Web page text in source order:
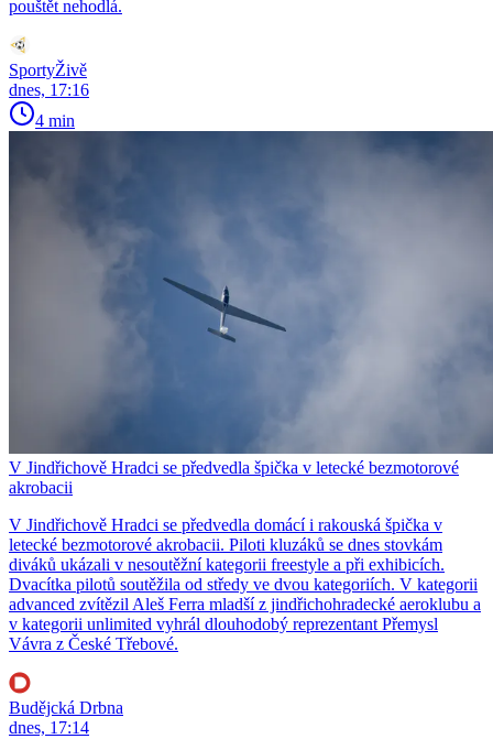
pouštět nehodlá.
SportyŽivě
dnes, 17:16
4 min
V Jindřichově Hradci se předvedla špička v letecké bezmotorové
akrobacii
V Jindřichově Hradci se předvedla domácí i rakouská špička v
letecké bezmotorové akrobacii. Piloti kluzáků se dnes stovkám
diváků ukázali v nesoutěžní kategorii freestyle a při exhibicích.
Dvacítka pilotů soutěžila od středy ve dvou kategoriích. V kategorii
advanced zvítězil Aleš Ferra mladší z jindřichohradecké aeroklubu a
v kategorii unlimited vyhrál dlouhodobý reprezentant Přemysl
Vávra z České Třebové.
Budějcká Drbna
dnes, 17:14